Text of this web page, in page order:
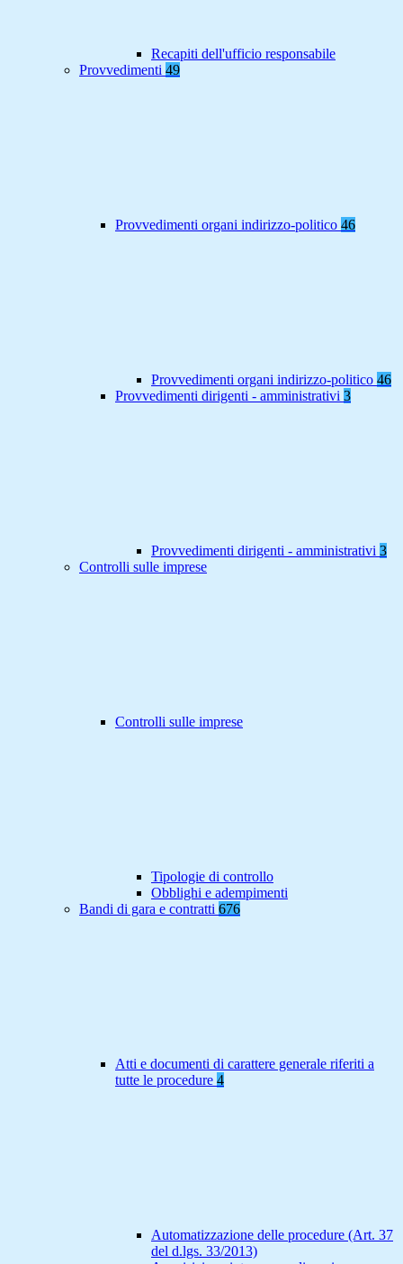
Recapiti dell'ufficio responsabile
Provvedimenti 49
Provvedimenti organi indirizzo-politico 46
Provvedimenti organi indirizzo-politico 46
Provvedimenti dirigenti - amministrativi 3
Provvedimenti dirigenti - amministrativi 3
Controlli sulle imprese
Controlli sulle imprese
Tipologie di controllo
Obblighi e adempimenti
Bandi di gara e contratti 676
Atti e documenti di carattere generale riferiti a
tutte le procedure 4
Automatizzazione delle procedure (Art. 37
del d.lgs. 33/2013)